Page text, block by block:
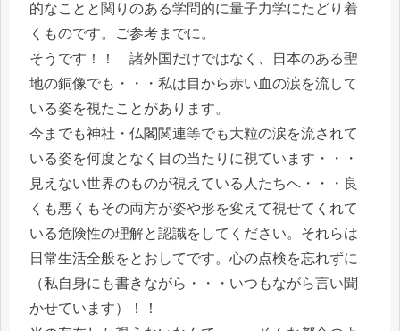
的なことと関りのある学問的に量子力学にたどり着
くものです。ご参考までに。
そうです！！ 諸外国だけではなく、日本のある聖
地の銅像でも・・・私は目から赤い血の涙を流して
いる姿を視たことがあります。
今までも神社・仏閣関連等でも大粒の涙を流されて
いる姿を何度となく目の当たりに視ています・・・
見えない世界のものが視えている人たちへ・・・良
くも悪くもその両方が姿や形を変えて視せてくれて
いる危険性の理解と認識をしてください。それらは
日常生活全般をとおしてです。心の点検を忘れずに
（私自身にも書きながら・・・いつもながら言い聞
かせています）！！